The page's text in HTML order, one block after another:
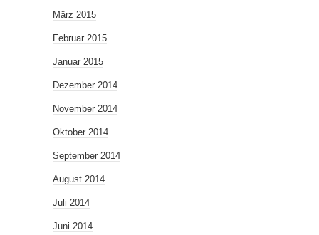
März 2015
Februar 2015
Januar 2015
Dezember 2014
November 2014
Oktober 2014
September 2014
August 2014
Juli 2014
Juni 2014